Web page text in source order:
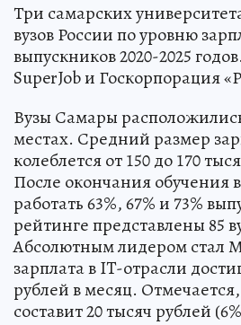
Три самарских
вузов России по уровню
выпускников 2020-2025
SuperJob и Госкорпорация
Вузы Самары
местах. Средний размер
колеблется от 150 до 170
После окончания обучения
работать 63%, 67% и 73%
рейтинге представлены 85
Абсолютным лидером стал
зарплата в IT-отрасли
рублей в месяц.
составит 20 тысяч рублей